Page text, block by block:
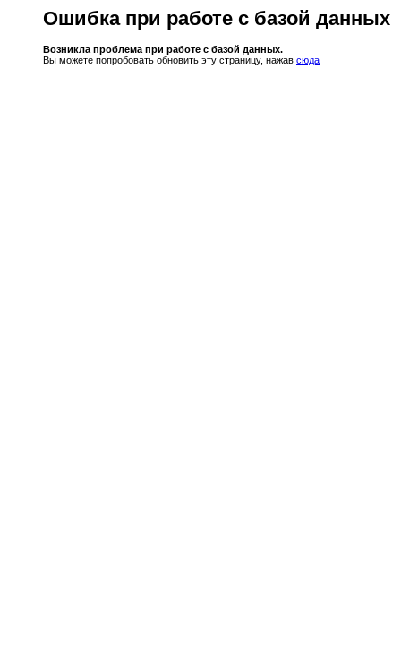
Ошибка при работе с базой данных
Возникла проблема при работе с базой данных.
Вы можете попробовать обновить эту страницу, нажав сюда